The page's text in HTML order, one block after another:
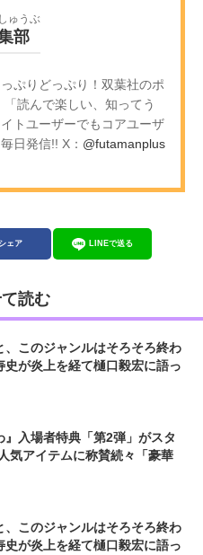
ゅうぶ
部
ぷりどっぷり！双葉社のポ
読んで楽しい、知ってう
トユーザーでもコアユーザ
日発信!! X： @futamanplus
シェア LINEで送る
読む
、このジャンルはそろそろ終わ
史が炎上を経て樋口毅宏に語っ
』入場者特典「第2弾」がスタ
気アイテムに称賛続々「豪華
、このジャンルはそろそろ終わ
史が炎上を経て樋口毅宏に語っ